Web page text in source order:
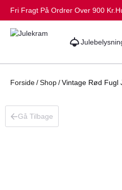
Fri Fragt På Ordrer Over 900 Kr.
Forside/Shop/Vintage Rød Fugl
Gå Tilbage